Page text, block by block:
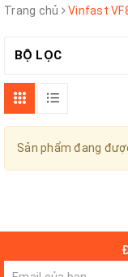
Trang chủ Vinfast
BỘ LỌC
Sản phẩm đang